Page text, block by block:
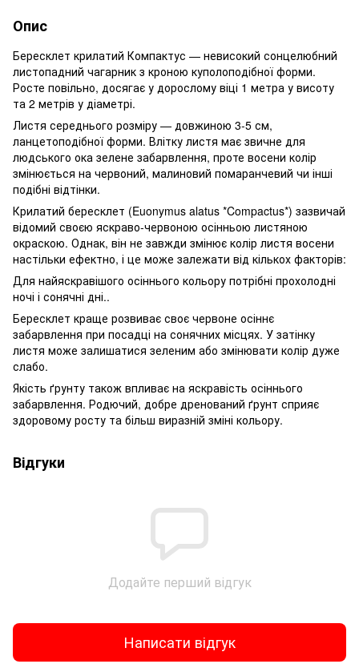
Опис
Бересклет крилатий Компактус — невисокий сонцелюбний
листопадний чагарник з кроною куполоподібної форми.
Росте повільно, досягає у дорослому віці 1 метра у висоту
та 2 метрів у діаметрі.
Листя середнього розміру — довжиною 3-5 см,
ланцетоподібної форми. Влітку листя має звичне для
людського ока зелене забарвлення, проте восени колір
змінюється на червоний, малиновий помаранчевий чи інші
подібні відтінки.
Крилатий бересклет (Euonymus alatus *Compactus*) зазвичай
відомий своєю яскраво-червоною осінньою листяною
окраскою. Однак, він не завжди змінює колір листя восени
настільки ефектно, і це може залежати від кількох факторів:
Для найяскравішого осіннього кольору потрібні прохолодні
ночі і сонячні дні..
Бересклет краще розвиває своє червоне осіннє
забарвлення при посадці на сонячних місцях. У затінку
листя може залишатися зеленим або змінювати колір дуже
слабо.
Якість ґрунту також впливає на яскравість осіннього
забарвлення. Родючий, добре дренований ґрунт сприяє
здоровому росту та більш виразній зміні кольору.
Відгуки
Додайте перший відгук
Написати відгук